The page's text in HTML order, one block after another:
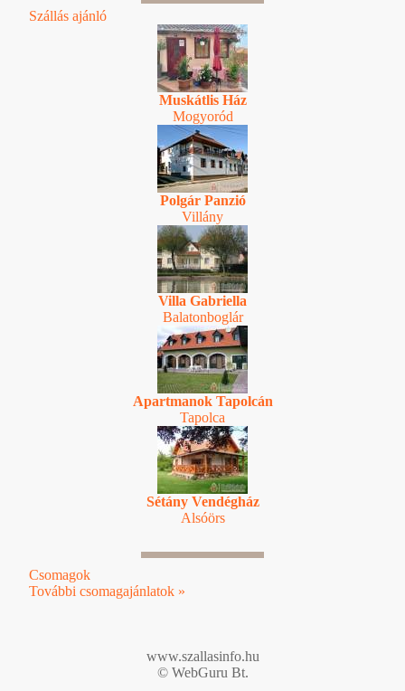
Szállás ajánló
Muskátlis Ház
Mogyoród
Polgár Panzió
Villány
Villa Gabriella
Balatonboglár
Apartmanok Tapolcán
Tapolca
Sétány Vendégház
Alsóörs
Csomagok
További csomagajánlatok »
www.szallasinfo.hu
© WebGuru Bt.